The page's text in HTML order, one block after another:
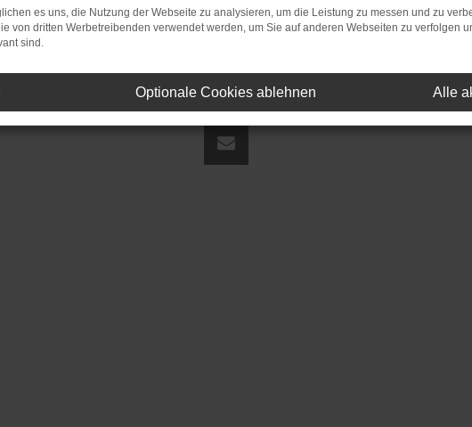
Vogtland | fj@jakob-trading.com |Webdesign by audaris.de
es uns, die Nutzung der Webseite zu analysieren, um die Leistung zu messen und zu
von dritten Werbetreibenden verwendet werden, um Sie auf anderen Webseiten zu verfolgen
sind.
Optionale Cookies ablehnen Alle